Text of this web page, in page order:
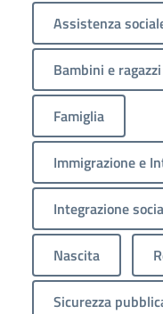
Assistenza
Bambini e ragazzi
Famiglia
Immigrazione e
Integrazione
Nascita
Sicurezza